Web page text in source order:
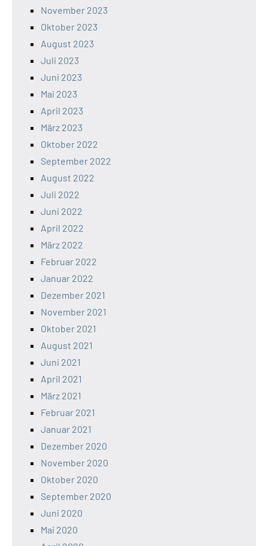
November 2023
Oktober 2023
August 2023
Juli 2023
Juni 2023
Mai 2023
April 2023
März 2023
Oktober 2022
September 2022
August 2022
Juli 2022
Juni 2022
April 2022
März 2022
Februar 2022
Januar 2022
Dezember 2021
November 2021
Oktober 2021
August 2021
Juni 2021
April 2021
März 2021
Februar 2021
Januar 2021
Dezember 2020
November 2020
Oktober 2020
September 2020
Juni 2020
Mai 2020